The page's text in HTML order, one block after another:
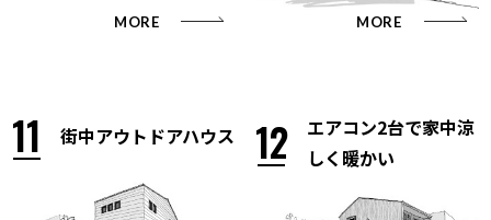
MORE MORE
11 街中アウトドアハウス 12
エアコン2台で家中涼
しく暖かい